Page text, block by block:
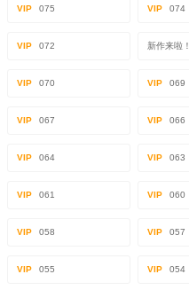
VIP 075 VIP 074
VIP 072 新作来啦！
VIP 070 VIP 069
VIP 067 VIP 066
VIP 064 VIP 063
VIP 061 VIP 060
VIP 058 VIP 057
VIP 055 VIP 054